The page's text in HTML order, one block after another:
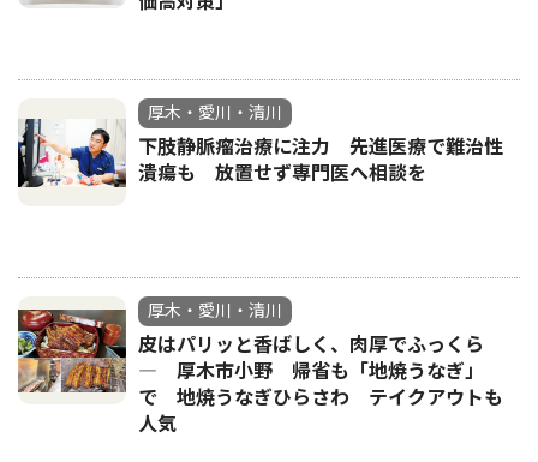
厚木・愛川・清川
下肢静脈瘤治療に注力 先進医療で難治性
潰瘍も 放置せず専門医へ相談を
厚木・愛川・清川
皮はパリッと香ばしく、肉厚でふっくら
― 厚木市小野 帰省も「地焼うなぎ」
で 地焼うなぎひらさわ テイクアウトも
人気